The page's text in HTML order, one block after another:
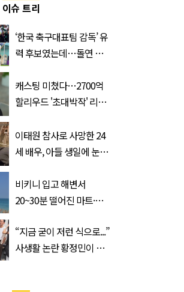
이슈 트리
‘한국 축구대표팀 감독’ 유
력 후보였는데…돌연 코
‘거장’
캐스팅 미쳤다…2700억
할리우드 '초대박작' 리메
이태원 참사로 사망한 24
세 배우, 아들 생일에 눈물
비키니 입고 해변서
20~30분 떨어진 마트·주
속출, 반응 폭발
“지금 굳이 저런 식으로...”
사생활 논란 황정민이 곧